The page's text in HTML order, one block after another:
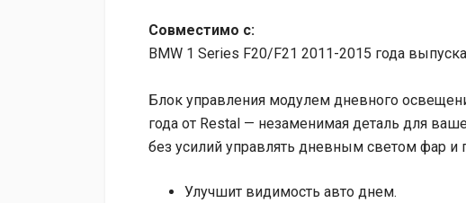
Совместимо с:
BMW 1 Series F20/F21 2011-2015 года
Блок управления модулем дневного
года от Restal — незаменимая деталь для
без усилий управлять дневным светом фар
Улучшит видимость авто днем.